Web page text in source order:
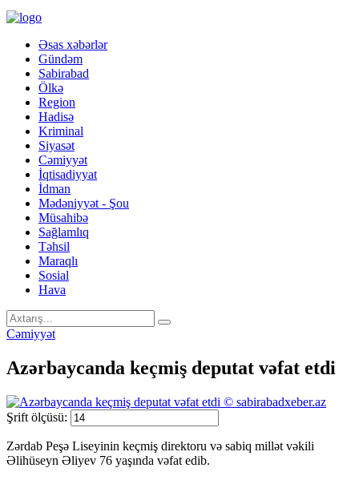
Əsas xəbərlər
Gündəm
Sabirabad
Ölkə
Region
Hadisə
Kriminal
Siyasət
Cəmiyyət
İqtisadiyyat
İdman
Mədəniyyət - Şou
Müsahibə
Sağlamlıq
Təhsil
Maraqlı
Sosial
Hava
Cəmiyyət
Azərbaycanda keçmiş deputat vəfat etdi
© sabirabadxeber.az
Şrift ölçüsü:
Zərdab Peşə Liseyinin keçmiş direktoru və sabiq millət vəkili
Əlihüseyn Əliyev 76 yaşında vəfat edib.